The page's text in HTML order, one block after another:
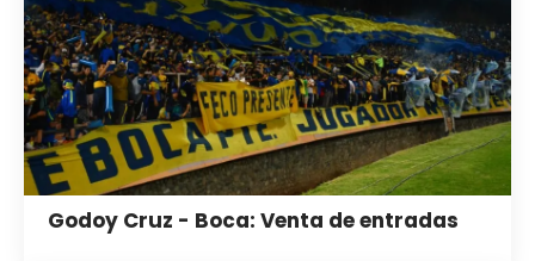
Godoy Cruz - Boca: Venta de entradas